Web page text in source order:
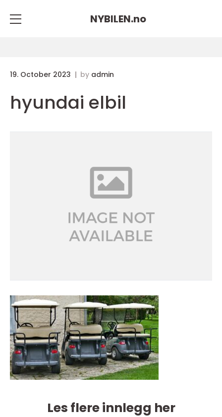
NYBILEN.no
19. October 2023 by admin
hyundai elbil
Les flere innlegg her